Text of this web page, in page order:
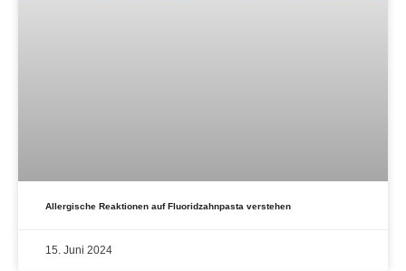
Allergische Reaktionen auf Fluoridzahnpasta verstehen
15. Juni 2024